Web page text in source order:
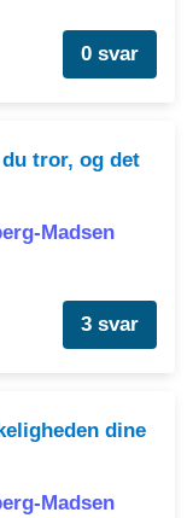
0 svar
tror, og det
Madsen
3 svar
dine
Madsen